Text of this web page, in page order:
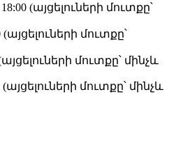
18:00 (այցելուների մուտքը՝
(այցելուների մուտքը՝
(այցելուների մուտքը՝ մինչև
(այցելուների մուտքը՝ մինչև